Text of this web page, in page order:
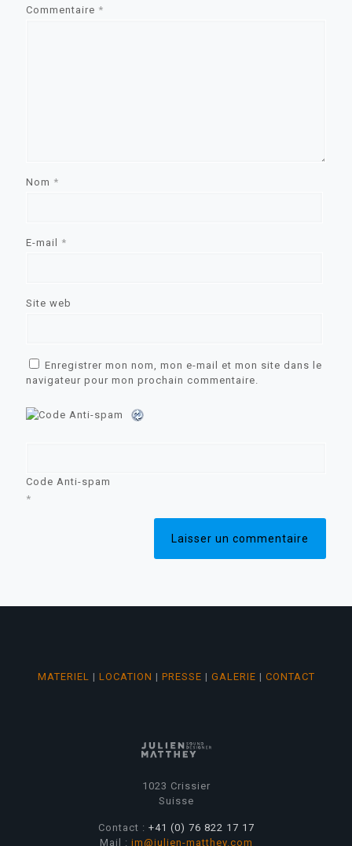
Commentaire *
Nom *
E-mail *
Site web
Enregistrer mon nom, mon e-mail et mon site dans le
navigateur pour mon prochain commentaire.
Code Anti-spam
*
MATERIEL | LOCATION | PRESSE | GALERIE | CONTACT
1023 Crissier
Suisse
Contact : +41 (0) 76 822 17 17
Mail : jm@julien-matthey.com